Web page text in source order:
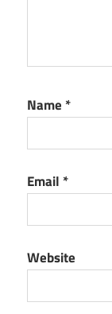
Name *
Email *
Website